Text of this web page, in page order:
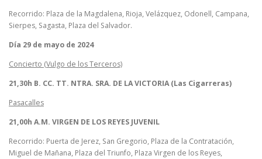
Recorrido: Plaza de la Magdalena, Rioja, Velázquez, Odonell, Campana,
Sierpes, Sagasta, Plaza del Salvador.
Día 29 de mayo de 2024
Concierto (Vulgo de los Terceros)
21,30h B. CC. TT. NTRA. SRA. DE LA VICTORIA (Las Cigarreras)
Pasacalles
21,00h A.M. VIRGEN DE LOS REYES JUVENIL
Recorrido: Puerta de Jerez, San Gregorio, Plaza de la Contratación,
Miguel de Mañana, Plaza del Triunfo, Plaza Virgen de los Reyes,